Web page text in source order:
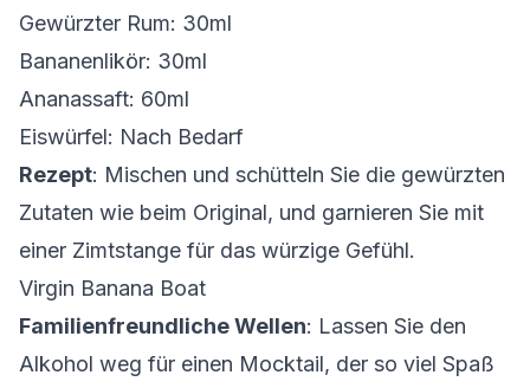
Gewürzter Rum: 30ml
Bananenlikör: 30ml
Ananassaft: 60ml
Eiswürfel: Nach Bedarf
Rezept: Mischen und schütteln Sie die gewürzten
Zutaten wie beim Original, und garnieren Sie mit
einer Zimtstange für das würzige Gefühl.
Virgin Banana Boat
Familienfreundliche Wellen: Lassen Sie den
Alkohol weg für einen Mocktail, der so viel Spaß